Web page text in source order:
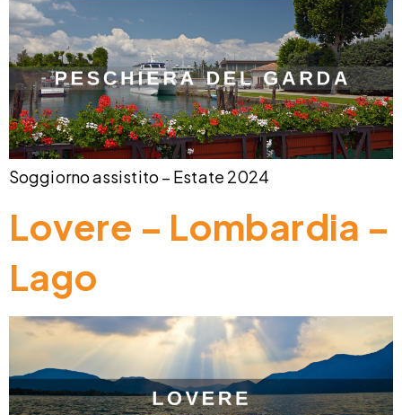
Soggiorno assistito – Estate 2024
Lovere – Lombardia –
Lago